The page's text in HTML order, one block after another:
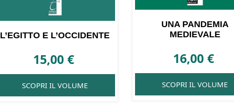
L’EGITTO E L’OCCIDENTE
15,00€
SCOPRI IL VOLUME
UNA PANDEMIA
MEDIEVALE
16,00€
SCOPRI IL VOLUME